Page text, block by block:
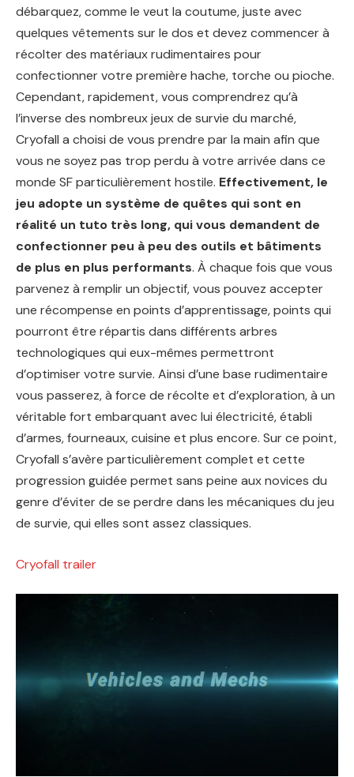
débarquez, comme le veut la coutume, juste avec
quelques vêtements sur le dos et devez commencer à
récolter des matériaux rudimentaires pour
confectionner votre première hache, torche ou pioche.
Cependant, rapidement, vous comprendrez qu’à
l’inverse des nombreux jeux de survie du marché,
Cryofall a choisi de vous prendre par la main afin que
vous ne soyez pas trop perdu à votre arrivée dans ce
monde SF particulièrement hostile. Effectivement, le
jeu adopte un système de quêtes qui sont en
réalité un tuto très long, qui vous demandent de
confectionner peu à peu des outils et bâtiments
de plus en plus performants. À chaque fois que vous
parvenez à remplir un objectif, vous pouvez accepter
une récompense en points d’apprentissage, points qui
pourront être répartis dans différents arbres
technologiques qui eux-mêmes permettront
d’optimiser votre survie. Ainsi d’une base rudimentaire
vous passerez, à force de récolte et d’exploration, à un
véritable fort embarquant avec lui électricité, établi
d’armes, fourneaux, cuisine et plus encore. Sur ce point,
Cryofall s’avère particulièrement complet et cette
progression guidée permet sans peine aux novices du
genre d’éviter de se perdre dans les mécaniques du jeu
de survie, qui elles sont assez classiques.
Cryofall trailer